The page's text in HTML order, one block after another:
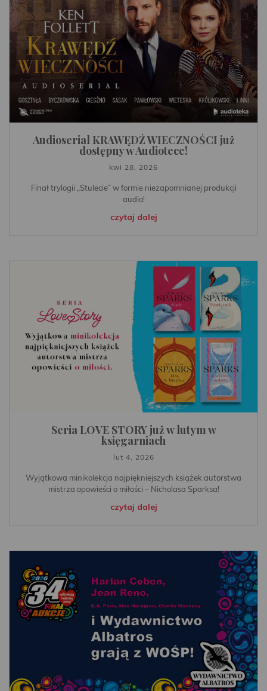
Audioserial KRAWĘDŹ WIECZNOŚCI już
dostępny w Audiotece!
kwi 28, 2026
Finał trylogii „Stulecie” w formie niezapomnianej produkcji
audio!
czytaj dalej
Seria LOVE STORY już w lutym w
księgarniach
lut 4, 2026
Wyjątkowa minikolekcja najpiękniejszych książek autorstwa
mistrza opowieści o miłości – Nicholasa Sparksa!
czytaj dalej